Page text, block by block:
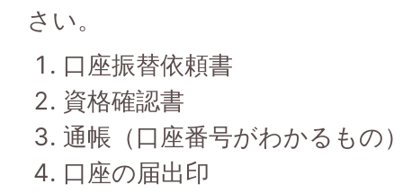
さい。
口座振替依頼書
資格確認書
通帳（口座番号がわかるもの
口座の届出印